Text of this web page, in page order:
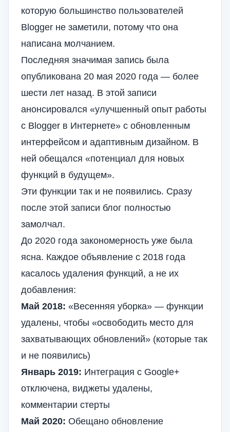
которую большинство пользователей
Blogger не заметили, потому что она
написана молчанием.
Последняя значимая запись была
опубликована 20 мая 2020 года — более
шести лет назад. В этой записи
анонсировался «улучшенный опыт работы
с Blogger в Интернете» с обновленным
интерфейсом и адаптивным дизайном. В
ней обещался «потенциал для новых
функций в будущем».
Эти функции так и не появились. Сразу
после этой записи блог полностью
замолчал.
До 2020 года закономерность уже была
ясна. Каждое объявление с 2018 года
касалось удаления функций, а не их
добавления:
Май 2018: «Весенняя уборка» — функции
удалены, чтобы «освободить место для
захватывающих обновлений» (которые так
и не появились)
Январь 2019: Интеграция с Google+
отключена, виджеты удалены,
комментарии стерты
Май 2020: Обещано обновление